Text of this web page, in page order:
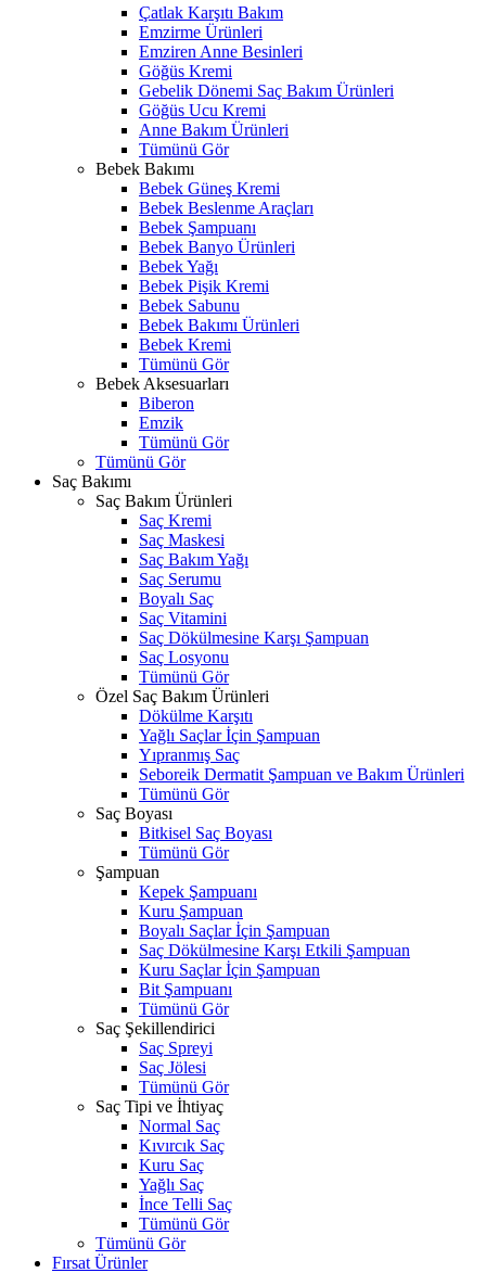
Çatlak Karşıtı Bakım
Emzirme Ürünleri
Emziren Anne Besinleri
Göğüs Kremi
Gebelik Dönemi Saç Bakım Ürünleri
Göğüs Ucu Kremi
Anne Bakım Ürünleri
Tümünü Gör
Bebek Bakımı
Bebek Güneş Kremi
Bebek Beslenme Araçları
Bebek Şampuanı
Bebek Banyo Ürünleri
Bebek Yağı
Bebek Pişik Kremi
Bebek Sabunu
Bebek Bakımı Ürünleri
Bebek Kremi
Tümünü Gör
Bebek Aksesuarları
Biberon
Emzik
Tümünü Gör
Tümünü Gör
Saç Bakımı
Saç Bakım Ürünleri
Saç Kremi
Saç Maskesi
Saç Bakım Yağı
Saç Serumu
Boyalı Saç
Saç Vitamini
Saç Dökülmesine Karşı Şampuan
Saç Losyonu
Tümünü Gör
Özel Saç Bakım Ürünleri
Dökülme Karşıtı
Yağlı Saçlar İçin Şampuan
Yıpranmış Saç
Seboreik Dermatit Şampuan ve Bakım Ürünleri
Tümünü Gör
Saç Boyası
Bitkisel Saç Boyası
Tümünü Gör
Şampuan
Kepek Şampuanı
Kuru Şampuan
Boyalı Saçlar İçin Şampuan
Saç Dökülmesine Karşı Etkili Şampuan
Kuru Saçlar İçin Şampuan
Bit Şampuanı
Tümünü Gör
Saç Şekillendirici
Saç Spreyi
Saç Jölesi
Tümünü Gör
Saç Tipi ve İhtiyaç
Normal Saç
Kıvırcık Saç
Kuru Saç
Yağlı Saç
İnce Telli Saç
Tümünü Gör
Tümünü Gör
Fırsat Ürünler